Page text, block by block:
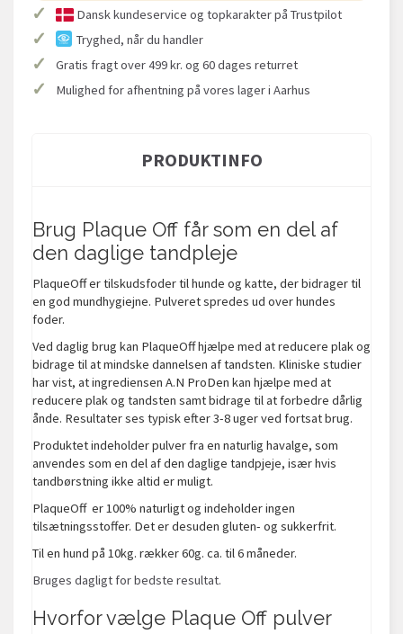
✓ Dansk kundeservice og topkarakter på Trustpilot
✓ Tryghed, når du handler
✓ Gratis fragt over 499 kr. og 60 dages returret
✓ Mulighed for afhentning på vores lager i Aarhus
PRODUKTINFO
Brug Plaque Off får som en del af
den daglige tandpleje
PlaqueOff er tilskudsfoder til hunde og katte, der bidrager til
en god mundhygiejne. Pulveret spredes ud over hundes
foder.
Ved daglig brug kan PlaqueOff hjælpe med at reducere plak og
bidrage til at mindske dannelsen af tandsten. Kliniske studier
har vist, at ingrediensen A.N ProDen kan hjælpe med at
reducere plak og tandsten samt bidrage til at forbedre dårlig
ånde. Resultater ses typisk efter 3-8 uger ved fortsat brug.
Produktet indeholder pulver fra en naturlig havalge, som
anvendes som en del af den daglige tandpjeje, især hvis
tandbørstning ikke altid er muligt.
PlaqueOff er 100% naturligt og indeholder ingen
tilsætningsstoffer. Det er desuden gluten- og sukkerfrit.
Til en hund på 10kg. rækker 60g. ca. til 6 måneder.
Bruges dagligt for bedste resultat.
Hvorfor vælge Plaque Off pulver